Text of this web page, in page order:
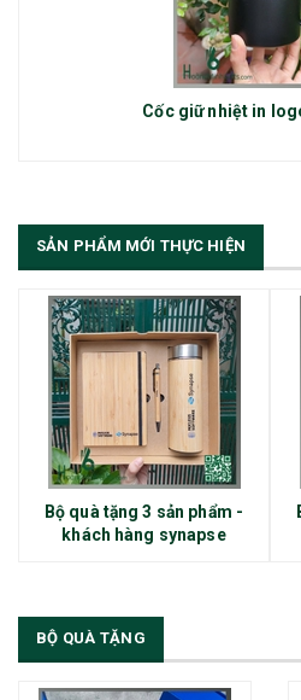
Cốc giữ nhiệt in
SẢN PHẨM MỚI THỰC HIỆN
Bộ quà tặng 3 sản phẩm -
khách hàng synapse
BỘ QUÀ TẶNG